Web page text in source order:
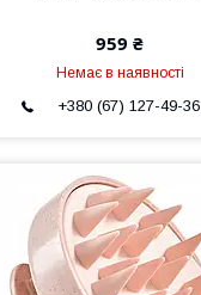
959 ₴
Немає в наявності
+380 (67) 127-49-36